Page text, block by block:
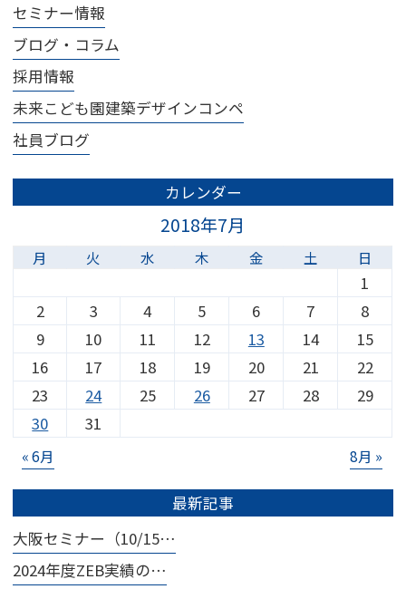
セミナー情報
ブログ・コラム
採用情報
未来こども園建築デザインコンペ
社員ブログ
カレンダー
2018年7月
月 火 水 木 金 土 日
« 6月 8月 »
1
2
3 4 5 6 7
8
9
10 11 12 13 14
15
16
17 18 19 20 21
22
23
24 25 26 27 28
29
30
31
最新記事
大阪セミナー（10/15…
2024年度ZEB実績の…